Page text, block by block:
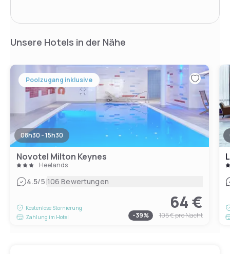
Unsere Hotels in der Nähe
Poolzugang inklusive
08h30 - 15h30
Novotel Milton Keynes
Heelands
4.5/5|106 Bewertungen
Kostenlose Stornierung
Zahlung im Hotel
64 €
-39% 105 €pro Nacht